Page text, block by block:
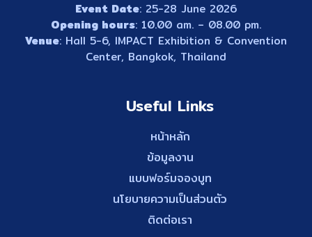
Event Date: 25-28 June 2026
Opening hours: 10.00 am. – 08.00 pm.
Venue: Hall 5-6, IMPACT Exhibition & Convention
Center, Bangkok, Thailand
Useful Links
หน้าหลัก
ข้อมูลงาน
แบบฟอร์มจองบูท
นโยบายความเป็นส่วนตัว
ติดต่อเรา